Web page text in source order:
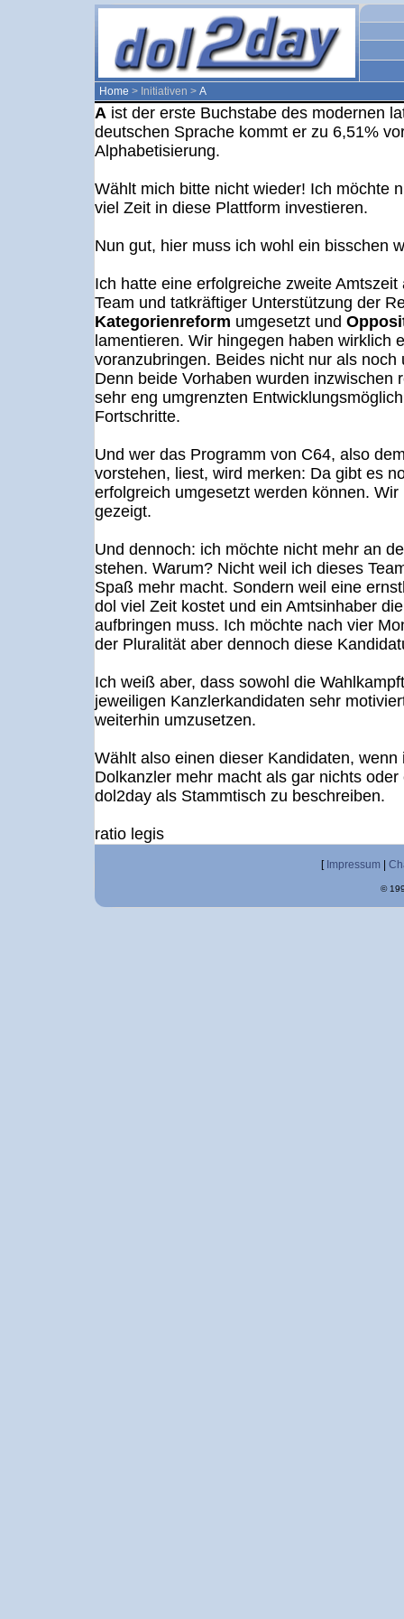
Home > Initiativen > A
A ist der erste Buchstabe des modernen
deutschen Sprache kommt er zu 6,51%
Alphabetisierung.
Wählt mich bitte nicht wieder! Ich möchte
viel Zeit in diese Plattform investieren.
Nun gut, hier muss ich wohl ein bisschen
Ich hatte eine erfolgreiche zweite
Team und tatkräftiger Unterstützung der
Kategorienreform umgesetzt und
lamentieren. Wir hingegen haben wirklich
voranzubringen. Beides nicht nur als
Denn beide Vorhaben wurden inzwischen
sehr eng umgrenzten
Fortschritte.
Und wer das Programm von C64, also
vorstehen, liest, wird merken: Da gibt es
erfolgreich umgesetzt werden können.
gezeigt.
Und dennoch: ich möchte nicht mehr an
stehen. Warum? Nicht weil ich dieses
Spaß mehr macht. Sondern weil eine
dol viel Zeit kostet und ein Amtsinhaber
aufbringen muss. Ich möchte nach vier
der Pluralität aber dennoch diese
Ich weiß aber, dass sowohl die
jeweiligen Kanzlerkandidaten sehr
weiterhin umzusetzen.
Wählt also einen dieser Kandidaten,
Dolkanzler mehr macht als gar nichts
dol2day als Stammtisch zu beschreiben.
ratio legis
[ Impressum
©